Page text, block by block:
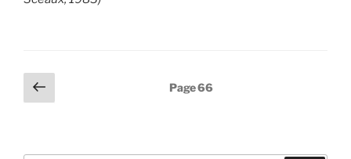
Pagination
des
Page
précédente
Page66